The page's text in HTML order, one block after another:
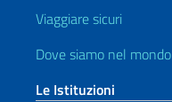
Viaggiare sicuri
Dove siamo nel mondo
Le Istituzioni